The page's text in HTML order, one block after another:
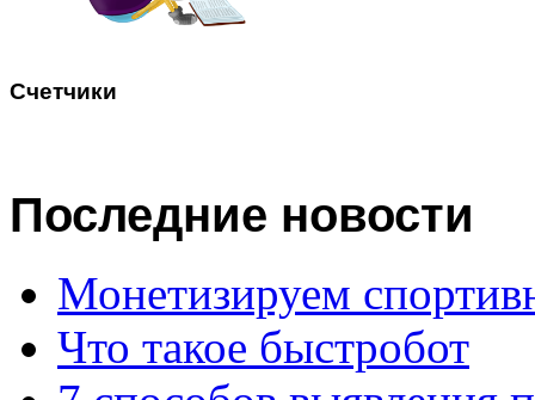
Счетчики
Последние новости
Монетизируем
Что такое быстробот